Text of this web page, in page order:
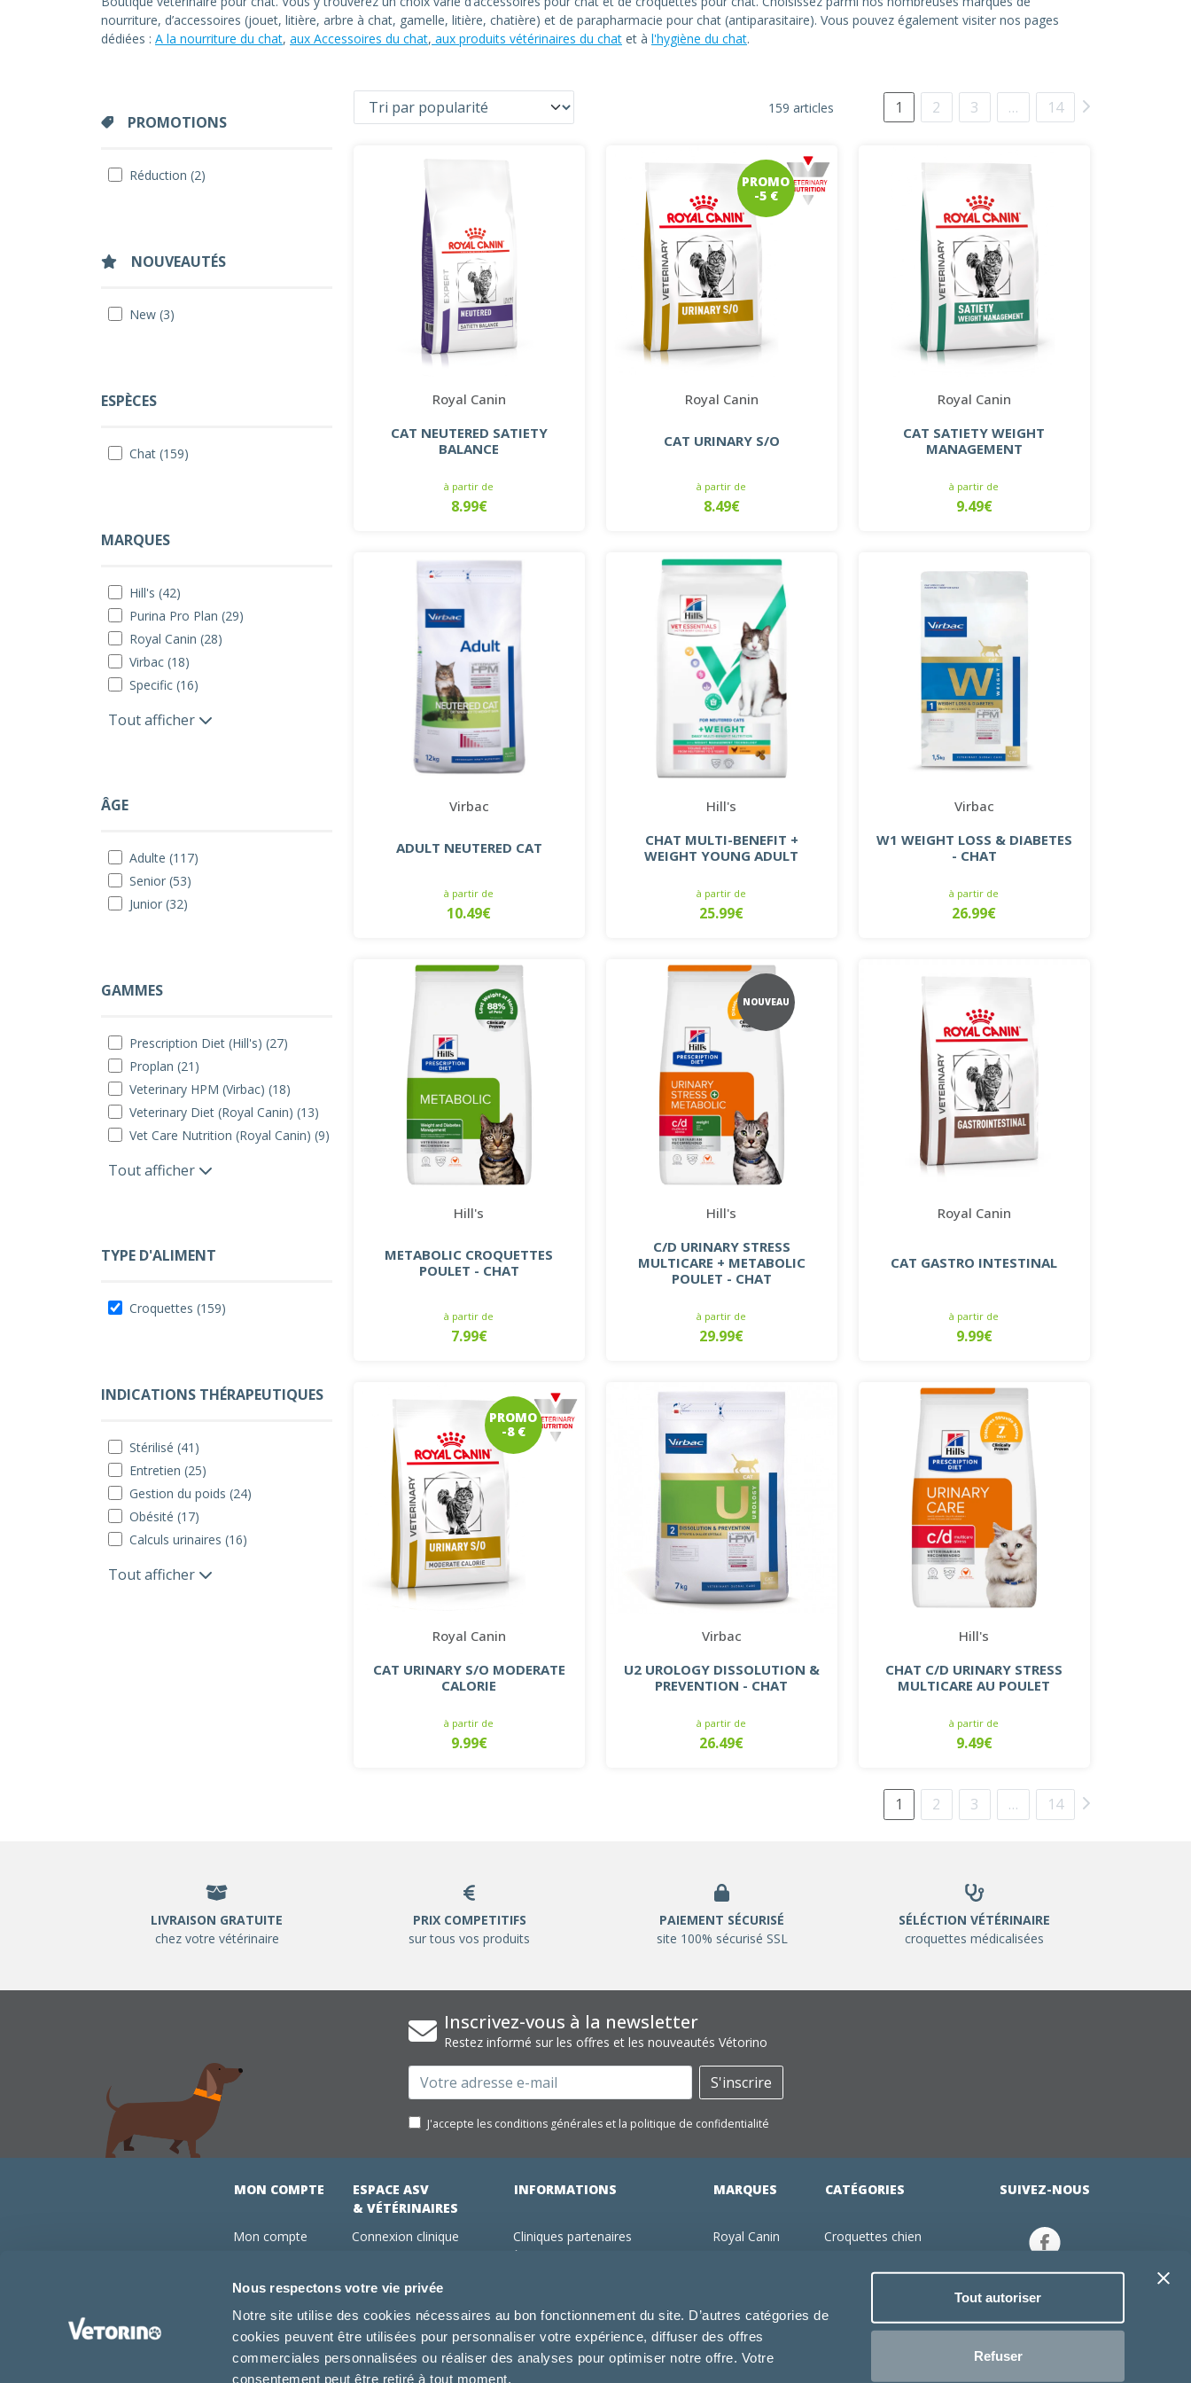
Nous respectons votre vie privée
Notre site utilise des cookies nécessaires au bon fonctionnement du site. D’autres catégories de
cookies peuvent être utilisées pour personnaliser votre expérience, diffuser des offres
commerciales personnalisées ou réaliser des analyses pour optimiser notre offre. Votre
consentement peut être retiré à tout moment.
Tout autoriser
Refuser
nourriture, d’accessoires (jouet, litière, arbre à chat, gamelle, litière, chatière) et de parapharmacie pour chat (antiparasitaire). Vous pouvez également visiter nos pages
dédiées : A la nourriture du chat, aux Accessoires du chat, aux produits vétérinaires du chat et à l'hygiène du chat.
PROMOTIONS
Réduction (2)
NOUVEAUTÉS
New (3)
ESPÈCES
Chat (159)
MARQUES
Hill's (42)
Purina Pro Plan (29)
Royal Canin (28)
Virbac (18)
Specific (16)
Tout afficher
ÂGE
Adulte (117)
Senior (53)
Junior (32)
GAMMES
Prescription Diet (Hill's) (27)
Proplan (21)
Veterinary HPM (Virbac) (18)
Veterinary Diet (Royal Canin) (13)
Vet Care Nutrition (Royal Canin) (9)
Tout afficher
TYPE D'ALIMENT
Croquettes (159)
INDICATIONS THÉRAPEUTIQUES
Stérilisé (41)
Entretien (25)
Gestion du poids (24)
Obésité (17)
Calculs urinaires (16)
Tout afficher
159 articles 1 2 3 … 14
Royal Canin
CAT NEUTERED SATIETY
BALANCE
à partir de
8.99€
PROMO
-5 €
Royal Canin
CAT URINARY S/O
à partir de
8.49€
Royal Canin
CAT SATIETY WEIGHT
MANAGEMENT
à partir de
9.49€
Virbac
ADULT NEUTERED CAT
à partir de
10.49€
Hill's
CHAT MULTI-BENEFIT +
WEIGHT YOUNG ADULT
à partir de
25.99€
Virbac
W1 WEIGHT LOSS & DIABETES
- CHAT
à partir de
26.99€
Hill's
METABOLIC CROQUETTES
POULET - CHAT
à partir de
7.99€
NOUVEAU
Hill's
C/D URINARY STRESS
MULTICARE + METABOLIC
POULET - CHAT
à partir de
29.99€
Royal Canin
CAT GASTRO INTESTINAL
à partir de
9.99€
PROMO
-8 €
Royal Canin
CAT URINARY S/O MODERATE
CALORIE
à partir de
9.99€
Virbac
U2 UROLOGY DISSOLUTION &
PREVENTION - CHAT
à partir de
26.49€
Hill's
CHAT C/D URINARY STRESS
MULTICARE AU POULET
à partir de
9.49€
1 2 3 … 14
LIVRAISON GRATUITE
chez votre vétérinaire
PRIX COMPETITIFS
sur tous vos produits
PAIEMENT SÉCURISÉ
site 100% sécurisé SSL
SÉLÉCTION VÉTÉRINAIRE
croquettes médicalisées
Inscrivez-vous à la newsletter
Restez informé sur les offres et les nouveautés Vétorino
Email S'inscrire
J'accepte les conditions générales et la politique de confidentialité
MON COMPTE
Mon compte
Conseils vétos
FAQ
ESPACE ASV
& VÉTÉRINAIRES
Connexion clinique
Devenir adhérent Vétorino
INFORMATIONS
Cliniques partenaires
Utilisation des cookies
Conditions générales d'utilisation
MARQUES
Royal Canin
Specific
Dechra
Tonivet
CATÉGORIES
Croquettes chien
Jouets chien
Produits vétérinaire chien
SUIVEZ-NOUS